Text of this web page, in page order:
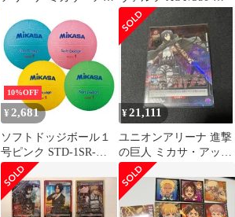
(EX10BT/AOT-2-008)
(SR★★★)【50-61】
059[R]：”自由を掴むた
め”ミカサ
10%OFF
¥ 2,681
ソフトドッジボール１
号ピンク STD-1SR-
P【ミカサ】
¥21,111
ユニオンアリーナ 進撃
の巨人 ミカサ・アッカ
ーマン SR★★ 星2 パラ
レル